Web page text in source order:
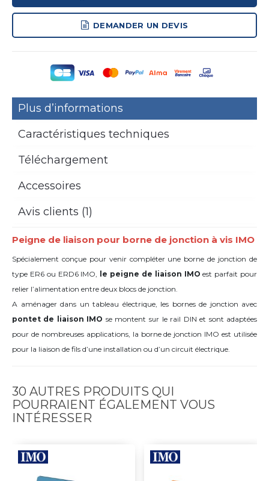
DEMANDER UN DEVIS
Plus d’informations
Caractéristiques techniques
Téléchargement
Accessoires
Avis clients (1)
Peigne de liaison pour borne de jonction à vis IMO
Spécialement conçue pour venir compléter une borne de jonction de
type ER6 ou ERD6 IMO,
le peigne de liaison IMO est parfait pour
relier l’alimentation entre deux blocs de jonction.
A aménager dans un tableau électrique, les bornes de jonction avec
pontet de liaison IMO se montent sur le rail DIN et sont adaptées
pour de nombreuses applications, la borne de jonction IMO est utilisée
pour la liaison de fils d’une installation ou d’un circuit électrique.
30 AUTRES PRODUITS QUI
POURRAIENT ÉGALEMENT VOUS
INTÉRESSER